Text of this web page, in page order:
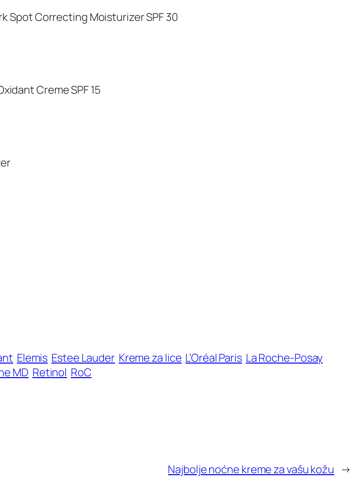
Spot Correcting Moisturizer SPF 30
Creme SPF 15
Elemis Estee Lauder Kreme za lice L’Oréal Paris La Roche-Posay
MD Retinol RoC
Najbolje noćne kreme za vašu kožu →